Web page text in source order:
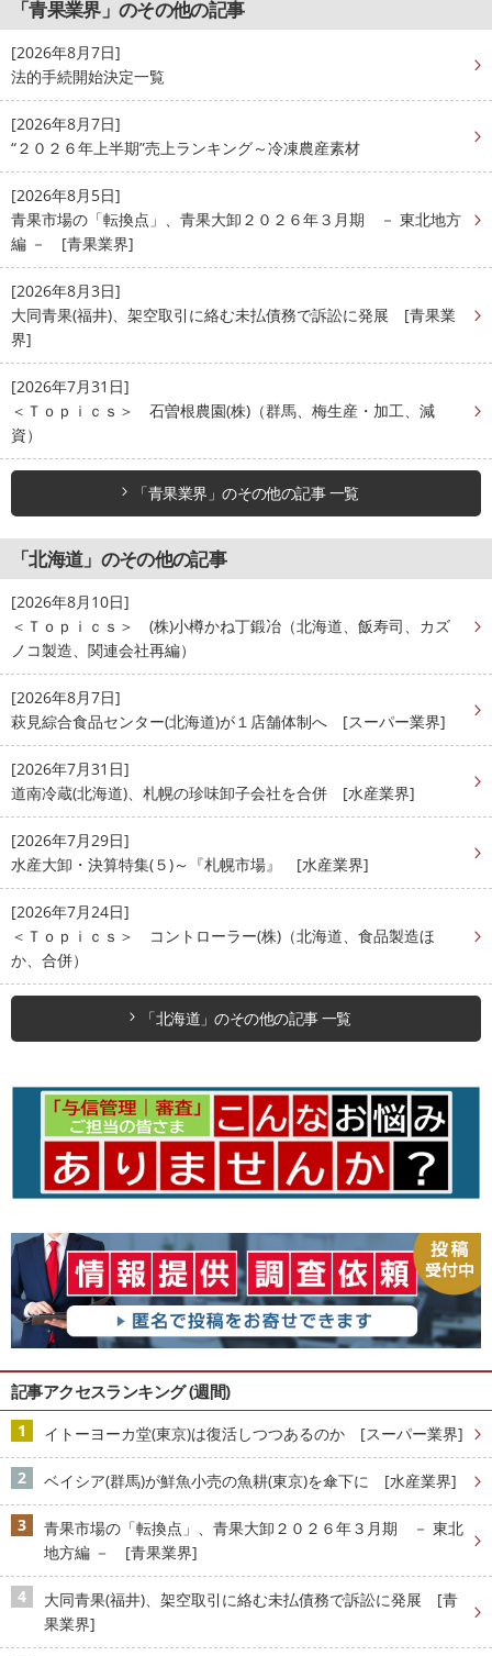
「青果業界」のその他の記事
[2026年8月7日]
法的手続開始決定一覧
[2026年8月7日]
“２０２６年上半期”売上ランキング～冷凍農産素材
[2026年8月5日]
青果市場の「転換点」、青果大卸２０２６年３月期 － 東北地方
編 － [青果業界]
[2026年8月3日]
大同青果(福井)、架空取引に絡む未払債務で訴訟に発展 [青果業
界]
[2026年7月31日]
＜Ｔｏｐｉｃｓ＞ 石曽根農園(株)（群馬、梅生産・加工、減
資）
「青果業界」のその他の記事 一覧
「北海道」のその他の記事
[2026年8月10日]
＜Ｔｏｐｉｃｓ＞ (株)小樽かね丁鍛冶（北海道、飯寿司、カズ
ノコ製造、関連会社再編）
[2026年8月7日]
萩見綜合食品センター(北海道)が１店舗体制へ [スーパー業界]
[2026年7月31日]
道南冷蔵(北海道)、札幌の珍味卸子会社を合併 [水産業界]
[2026年7月29日]
水産大卸・決算特集(５)～『札幌市場』 [水産業界]
[2026年7月24日]
＜Ｔｏｐｉｃｓ＞ コントローラー(株)（北海道、食品製造ほ
か、合併）
「北海道」のその他の記事 一覧
記事アクセスランキング (週間)
イトーヨーカ堂(東京)は復活しつつあるのか [スーパー業界]
ベイシア(群馬)が鮮魚小売の魚耕(東京)を傘下に [水産業界]
青果市場の「転換点」、青果大卸２０２６年３月期 － 東北
地方編 － [青果業界]
大同青果(福井)、架空取引に絡む未払債務で訴訟に発展 [青
果業界]